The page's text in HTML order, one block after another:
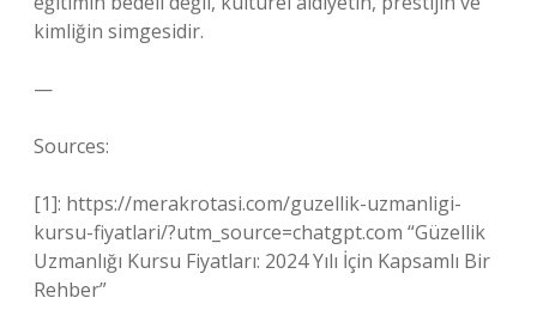
kimliğin simgesidir.
—
Sources:
[1]: https://merakrotasi.com/guzellik-uzmanligi-
kursu-fiyatlari/?utm_source=chatgpt.com “Güzellik
Uzmanlığı Kursu Fiyatları: 2024 Yılı İçin Kapsamlı Bir
Rehber”